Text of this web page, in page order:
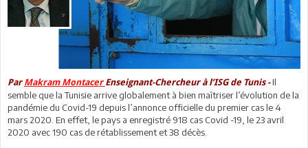
Par Makram Montacer Enseignant-Chercheur à l’ISG de Tunis - Il
semble que la Tunisie arrive globalement à bien maîtriser l’évolution de la
pandémie du Covid-19 depuis l’annonce officielle du premier cas le 4
mars 2020. En effet, le pays a enregistré 918 cas Covid -19, le 23 avril
2020 avec 190 cas de rétablissement et 38 décès.